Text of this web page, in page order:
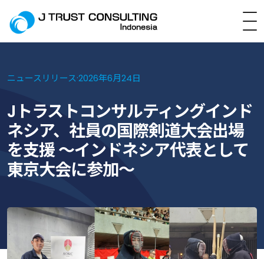
ニュースリリース·2026年6月24日
Jトラストコンサルティングインド
ネシア、社員の国際剣道大会出場
を支援 ～インドネシア代表として
東京大会に参加～